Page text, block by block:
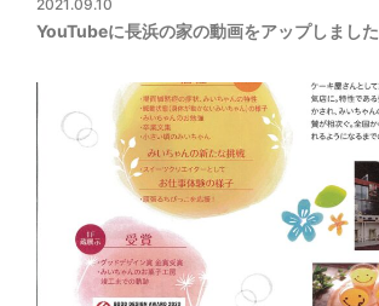
2021.09.10
YouTubeに長浜の家の動画をアップしました